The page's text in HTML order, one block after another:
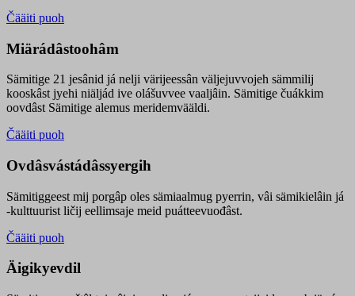
Čääiti puoh
Miärádâstoohâm
Sämitige 21 jesânid já nelji värijeessân väljejuvvojeh sämmilij
kooskâst jyehi niäljád ive olášuvvee vaaljâin. Sämitige čuákkim
oovdâst Sämitige alemus meridemvääldi.
Čääiti puoh
Ovdâsvástádâssyergih
Sämitiggeest mij porgâp oles sämiaalmug pyerrin, vâi sämikielâin já
-kulttuurist ličij eellimsaje meid puátteevuođâst.
Čääiti puoh
Äigikyevdil